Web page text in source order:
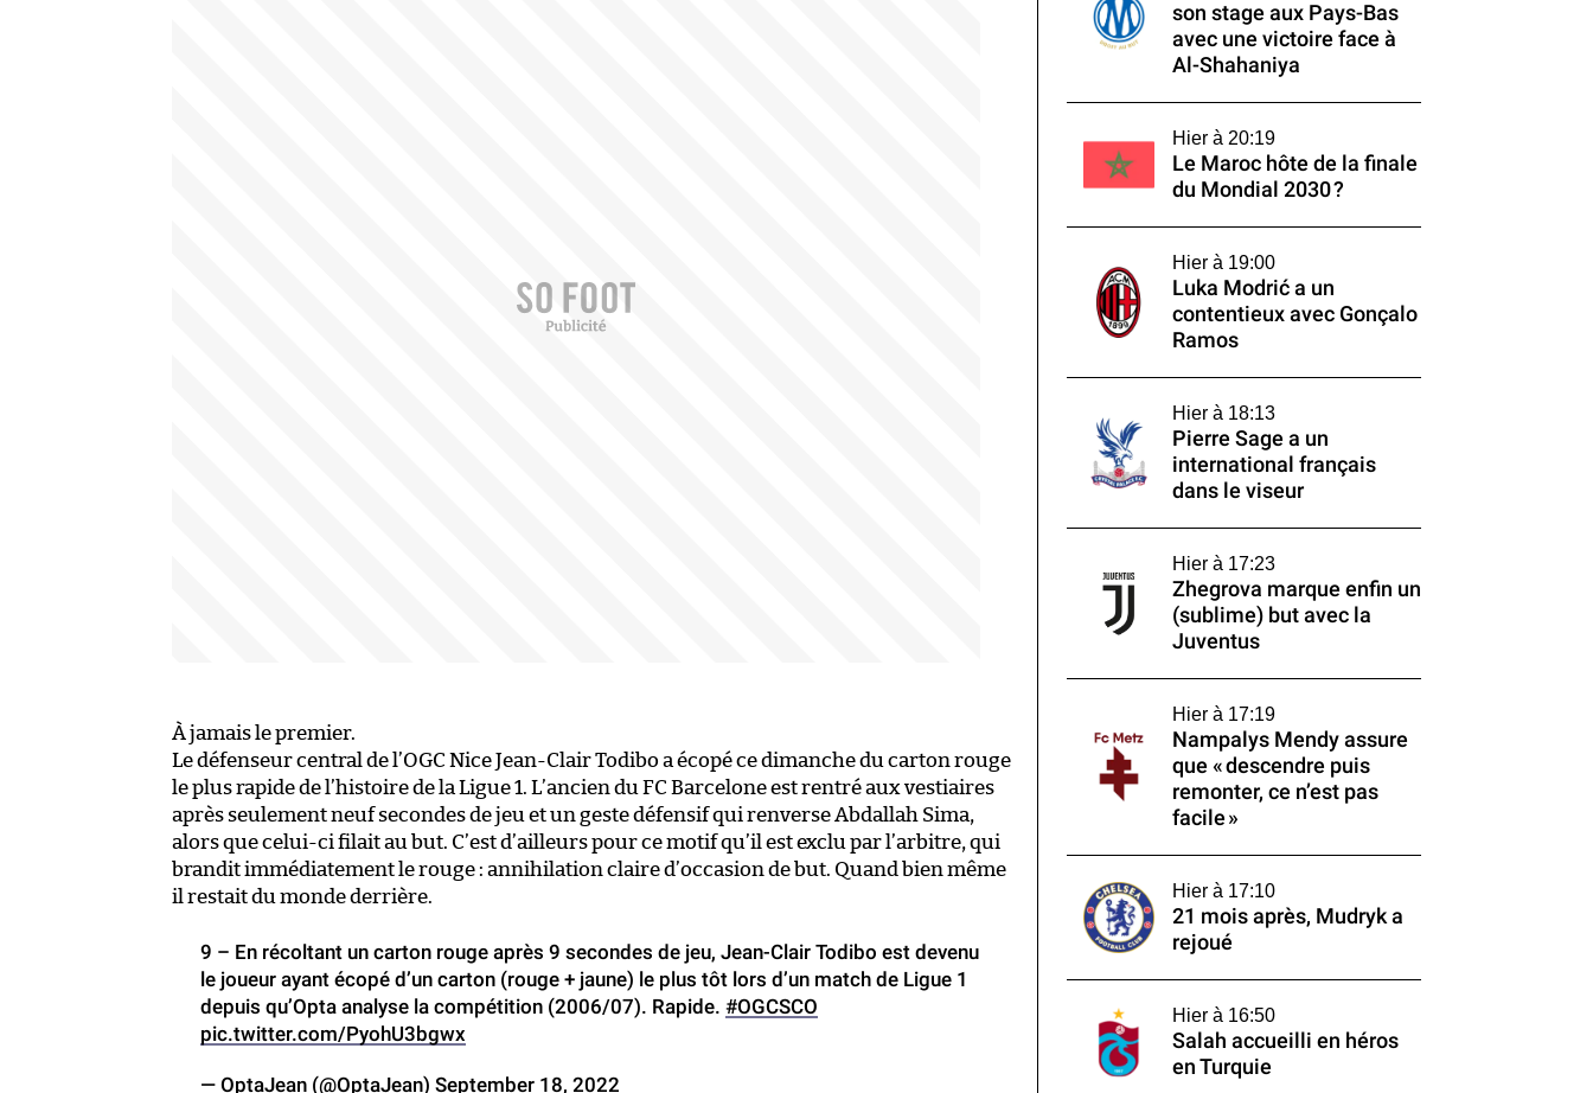
À jamais le premier.
Le défenseur central de l’OGC Nice Jean-Clair Todibo a écopé ce dimanche du carton rouge
le plus rapide de l’histoire de la Ligue 1. L’ancien du FC Barcelone est rentré aux vestiaires
après seulement neuf secondes de jeu et un geste défensif qui renverse Abdallah Sima,
alors que celui-ci filait au but. C’est d’ailleurs pour ce motif qu’il est exclu par l’arbitre, qui
brandit immédiatement le rouge : annihilation claire d’occasion de but. Quand bien même
il restait du monde derrière.
9 – En récoltant un carton rouge après 9 secondes de jeu, Jean-Clair Todibo est devenu
le joueur ayant écopé d’un carton (rouge + jaune) le plus tôt lors d’un match de Ligue 1
depuis qu’Opta analyse la compétition (2006/07). Rapide. #OGCSCO
pic.twitter.com/PyohU3bgwx
— OptaJean (@OptaJean) September 18, 2022
son stage aux Pays-Bas
avec une victoire face à
Al-Shahaniya
Hier à 20:19
Le Maroc hôte de la finale
du Mondial 2030 ?
Hier à 19:00
Luka Modrić a un
contentieux avec Gonçalo
Ramos
Hier à 18:13
Pierre Sage a un
international français
dans le viseur
Hier à 17:23
Zhegrova marque enfin un
(sublime) but avec la
Juventus
Hier à 17:19
Nampalys Mendy assure
que « descendre puis
remonter, ce n’est pas
facile »
Hier à 17:10
21 mois après, Mudryk a
rejoué
Hier à 16:50
Salah accueilli en héros
en Turquie